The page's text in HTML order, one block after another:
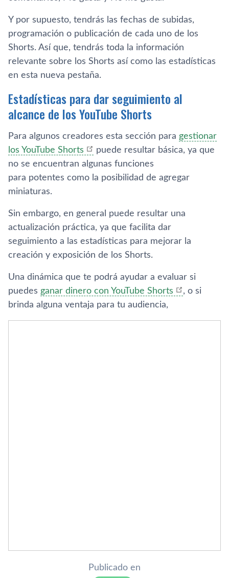
Y por supuesto, tendrás las fechas de subidas,
programación o publicación de cada uno de los
Shorts. Así que, tendrás toda la información
relevante sobre los Shorts así como las estadísticas
en esta nueva pestaña.
Estadísticas para dar seguimiento al
alcance de los YouTube Shorts
Para algunos creadores esta sección para gestionar
los YouTube Shorts
puede resultar básica, ya que
no se encuentran algunas funciones
para potentes como la posibilidad de agregar
miniaturas.
Sin embargo, en general puede resultar una
actualización práctica, ya que facilita dar
seguimiento a las estadísticas para mejorar la
creación y exposición de los Shorts.
Una dinámica que te podrá ayudar a evaluar si
puedes ganar dinero con YouTube Shorts
, o si
brinda alguna ventaja para tu audiencia,
Publicado en